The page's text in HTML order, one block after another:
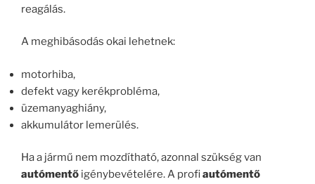
reagálás.
A meghibásodás okai lehetnek:
motorhiba,
defekt vagy kerékprobléma,
üzemanyaghiány,
akkumulátor lemerülés.
Ha a jármű nem mozdítható, azonnal szükség van
autómentő igénybevételére. A profiautómentő